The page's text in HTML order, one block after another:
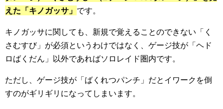
えた「キノガッサ」 です。
キノガッサに関しても、新規で覚えることのできない「く
さむすび」が必須というわけではなく、ゲージ技が「ヘド
ロばくだん」以外であればソロレイド圏内です。
ただし、ゲージ技が「ばくれつパンチ」だとイワークを倒
すのがギリギリになってしまいます。